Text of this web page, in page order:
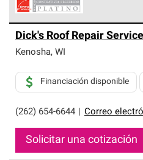
Corning constituyen el nivel
exclusiva y cumplen con
Solo ellos pueden ofrecer
sistemas de techos.
Dick's Roof Repair
Kenosha, WI
(262) 654-6644 Correo
Financiación disponible
Solicitar una cotización